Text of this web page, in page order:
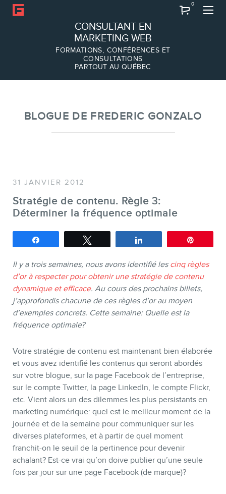
CONSULTANT EN
MARKETING WEB
FORMATIONS, CONFÉRENCES ET
CONSULTATIONS
PARTOUT AU QUÉBEC
0
À PROPOS
Équipe
SERVICES
Conférences
Formations marketing en ligne
Formations marketing de
groupe
Audits web (SEO) et IA (GEO)
Ebooks
BLOGUE DE FREDERIC GONZALO
31 JANVIER 2012
Stratégie de contenu. Règle 3:
Déterminer la fréquence optimale
Il y a trois semaines, nous avons identifié les cinq règles
d’or à respecter pour obtenir une stratégie de contenu
dynamique et efficace. Au cours des prochains billets,
j’approfondis chacune de ces règles d’or au moyen
d’exemples concrets. Cette semaine: Quelle est la
fréquence optimale?
Votre stratégie de contenu est maintenant bien élaborée
et vous avez identifié les contenus qui seront abordés
sur votre blogue, sur la page Facebook de l’entreprise,
sur le compte Twitter, la page LinkedIn, le compte Flickr,
etc. Vient alors un des dilemmes les plus persistants en
marketing numérique: quel est le meilleur moment de la
journée et de la semaine pour communiquer sur les
diverses plateformes, et à partir de quel moment
franchit-on le seuil de la pertinence pour devenir
achalant? Est-ce vrai qu’on doive publier qu’une seule
fois par jour sur une page Facebook (de marque)?